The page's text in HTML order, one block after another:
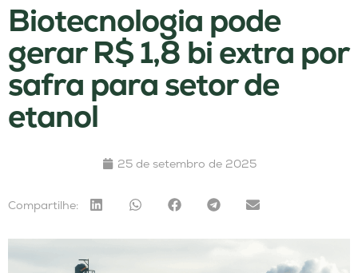
Biotecnologia pode
gerar R$ 1,8 bi extra por
safra para setor de
etanol
25 de setembro de 2025
Compartilhe: